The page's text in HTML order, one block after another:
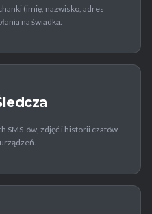
(imię, nazwisko, adres
na świadka.
SMS-ów, zdjęć i historii czatów